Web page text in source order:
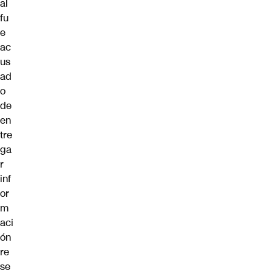
al
fu
e
ac
us
ad
o
de
en
tre
ga
r
inf
or
m
aci
ón
re
se